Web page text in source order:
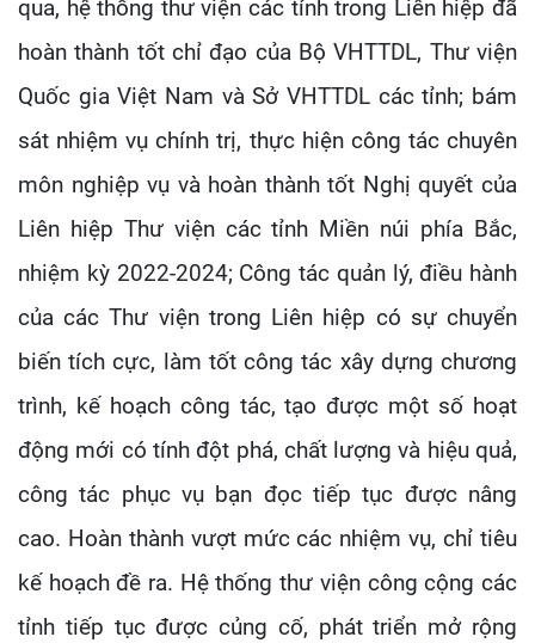
qua, hệ thống thư viện các tỉnh trong Liên hiệp đã
hoàn thành tốt chỉ đạo của Bộ VHTTDL, Thư viện
Quốc gia Việt Nam và Sở VHTTDL các tỉnh; bám
sát nhiệm vụ chính trị, thực hiện công tác chuyên
môn nghiệp vụ và hoàn thành tốt Nghị quyết của
Liên hiệp Thư viện các tỉnh Miền núi phía Bắc,
nhiệm kỳ 2022-2024; Công tác quản lý, điều hành
của các Thư viện trong Liên hiệp có sự chuyển
biến tích cực, làm tốt công tác xây dựng chương
trình, kế hoạch công tác, tạo được một số hoạt
động mới có tính đột phá, chất lượng và hiệu quả,
công tác phục vụ bạn đọc tiếp tục được nâng
cao. Hoàn thành vượt mức các nhiệm vụ, chỉ tiêu
kế hoạch đề ra. Hệ thống thư viện công cộng các
tỉnh tiếp tục được củng cố, phát triển mở rộng